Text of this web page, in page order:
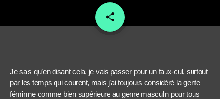
share
email
Je sais qu’en disant cela, je vais passer pour un faux-cul, surtout
par les temps qui courent, mais j’ai toujours considéré la gente
féminine comme bien supérieure au genre masculin pour tous